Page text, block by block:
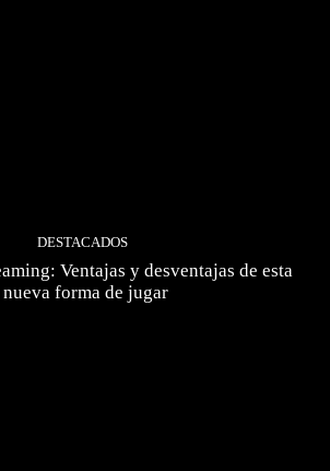
DESTACADOS
Ventajas y desventajas de esta
nueva forma de jugar